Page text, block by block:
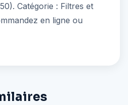
Catégorie : Filtres et
en ligne ou